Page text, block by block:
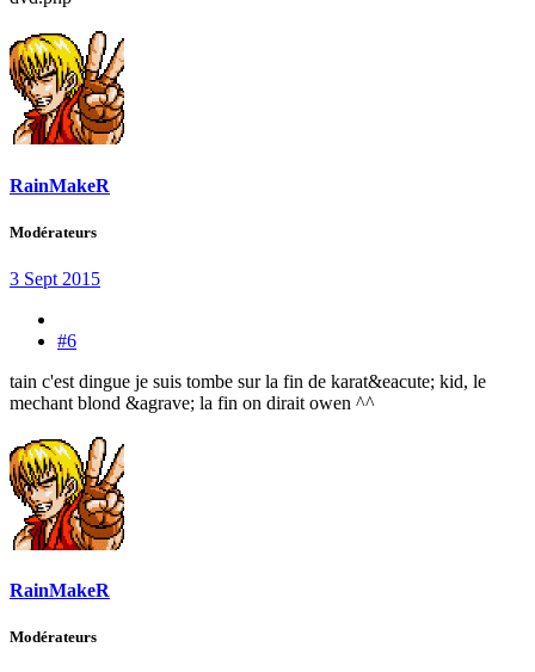
RainMakeR
Modérateurs
3 Sept 2015
#6
tain c'est dingue je suis tombe sur la fin de karat&eacute; kid, le
mechant blond &agrave; la fin on dirait owen ^^
RainMakeR
Modérateurs